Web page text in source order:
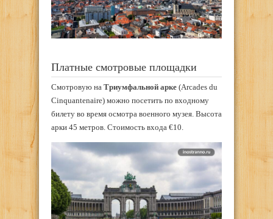
Платные смотровые площадки
Смотровую на Триумфальной арке (Arcades du
Cinquantenaire) можно посетить по входному
билету во время осмотра военного музея. Высота
арки 45 метров. Стоимость входа €10.